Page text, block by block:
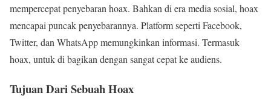
mempercepat penyebaran hoax. Bahkan di era media sosial, hoax
mencapai puncak penyebarannya. Platform seperti Facebook,
Twitter, dan WhatsApp memungkinkan informasi. Termasuk
hoax, untuk di bagikan dengan sangat cepat ke audiens.
Tujuan Dari Sebuah Hoax